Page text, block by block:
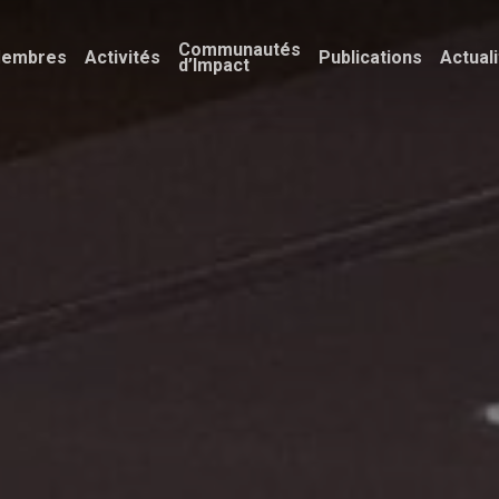
Activités Communautés
d’Impact Publications